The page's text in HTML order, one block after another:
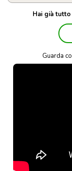
Hai già
Guarda